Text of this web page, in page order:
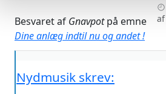
af
Besvaret af Gnavpotpå emne
Dine anlæg indtil nu og andet !
Nydmusik skrev: